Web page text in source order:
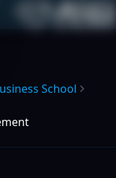
School